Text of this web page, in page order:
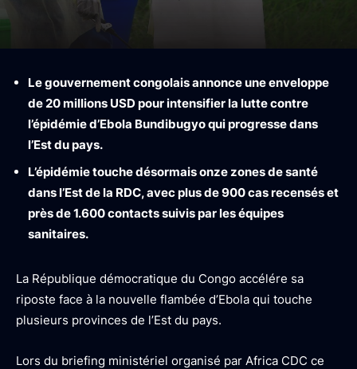
Le gouvernement congolais annonce une enveloppe
de 20 millions USD pour intensifier la lutte contre
l’épidémie d’Ebola Bundibugyo qui progresse dans
l’Est du pays.
L’épidémie touche désormais onze zones de santé
dans l’Est de la RDC, avec plus de 900 cas recensés et
près de 1.600 contacts suivis par les équipes
sanitaires.
La République démocratique du Congo accélére sa
riposte face à la nouvelle flambée d’Ebola qui touche
plusieurs provinces de l’Est du pays.
Lors du briefing ministériel organisé par Africa CDC ce